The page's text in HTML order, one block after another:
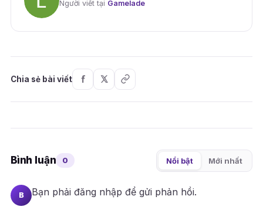
Người viết tại Gamelade
Chia sẻ bài viết
Bình luận 0 Nổi bật Mới nhất
B Bạn phải đăng nhập để gửi phản hồi.